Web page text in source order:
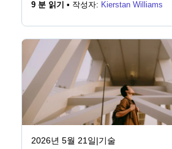
9 분 읽기 • 작성자: Kierstan Williams
2026년 5월 21일|기술